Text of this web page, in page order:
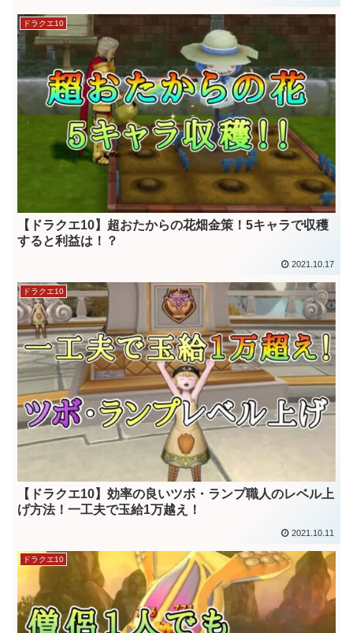
ドラクエ10
【ドラクエ10】超おたからの花畑金策！5キャラで収穫
すると利益は！？
2021.10.17
ドラクエ10
【ドラクエ10】効率の良いツボ・ランプ職人のレベル上
げ方法！一工夫で玉給1万越え！
2021.10.11
ドラクエ10